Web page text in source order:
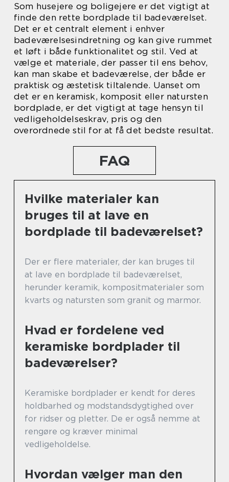
Som husejere og boligejere er det vigtigt at
finde den rette bordplade til badeværelset.
Det er et centralt element i enhver
badeværelsesindretning og kan give rummet
et løft i både funktionalitet og stil. Ved at
vælge et materiale, der passer til ens behov,
kan man skabe et badeværelse, der både er
praktisk og æstetisk tiltalende. Uanset om
det er en keramisk, komposit eller natursten
bordplade, er det vigtigt at tage hensyn til
vedligeholdelseskrav, pris og den
overordnede stil for at få det bedste resultat.
FAQ
Hvilke materialer kan
bruges til at lave en
bordplade til badeværelset?
Der er flere materialer, der kan bruges til
at lave en bordplade til badeværelset,
herunder keramik, kompositmaterialer som
kvarts og natursten som granit og marmor.
Hvad er fordelene ved
keramiske bordplader til
badeværelser?
Keramiske bordplader er kendt for deres
holdbarhed og modstandsdygtighed over
for ridser og pletter. De er også nemme at
rengøre og kræver minimal
vedligeholdelse.
Hvordan vælger man den